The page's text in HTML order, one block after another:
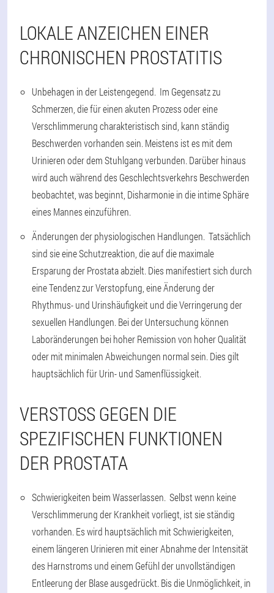
LOKALE ANZEICHEN EINER
CHRONISCHEN PROSTATITIS
Unbehagen in der Leistengegend. Im Gegensatz zu
Schmerzen, die für einen akuten Prozess oder eine
Verschlimmerung charakteristisch sind, kann ständig
Beschwerden vorhanden sein. Meistens ist es mit dem
Urinieren oder dem Stuhlgang verbunden. Darüber hinaus
wird auch während des Geschlechtsverkehrs Beschwerden
beobachtet, was beginnt, Disharmonie in die intime Sphäre
eines Mannes einzuführen.
Änderungen der physiologischen Handlungen. Tatsächlich
sind sie eine Schutzreaktion, die auf die maximale
Ersparung der Prostata abzielt. Dies manifestiert sich durch
eine Tendenz zur Verstopfung, eine Änderung der
Rhythmus- und Urinshäufigkeit und die Verringerung der
sexuellen Handlungen. Bei der Untersuchung können
Laboränderungen bei hoher Remission von hoher Qualität
oder mit minimalen Abweichungen normal sein. Dies gilt
hauptsächlich für Urin- und Samenflüssigkeit.
VERSTOSS GEGEN DIE S
PEZIFISCHEN FUNKTIONEN D
ER PROSTATA
Schwierigkeiten beim Wasserlassen. Selbst wenn keine
Verschlimmerung der Krankheit vorliegt, ist sie ständig
vorhanden. Es wird hauptsächlich mit Schwierigkeiten,
einem längeren Urinieren mit einer Abnahme der Intensität
des Harnstroms und einem Gefühl der unvollständigen
Entleerung der Blase ausgedrückt. Bis die Unmöglichkeit, in